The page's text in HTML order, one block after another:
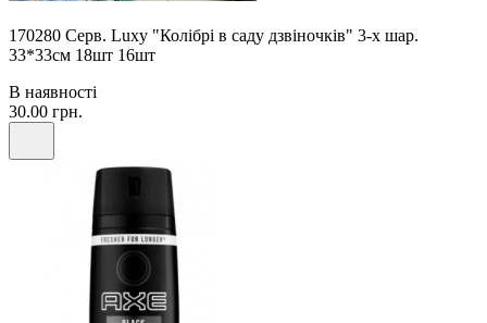
170280 Серв. Luxy "Колібрі в саду дзвіночків" 3-х шар.
33*33см 18шт 16шт
В наявності
30.00 грн.